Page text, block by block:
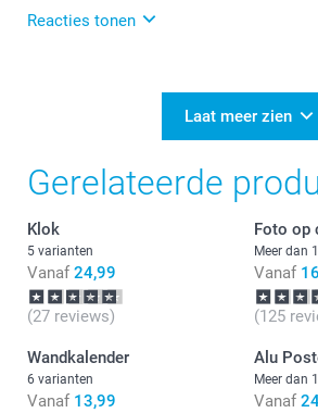
Reacties tonen
Bedankt voor je bericht.
Laat meer zien
Gerelateerde
Klok
5 varianten
Vanaf 24,99
(27 reviews)
Foto op
Meer dan
Vanaf
(125
Wandkalender
6 varianten
Vanaf 13,99
Alu
Meer dan
Vanaf